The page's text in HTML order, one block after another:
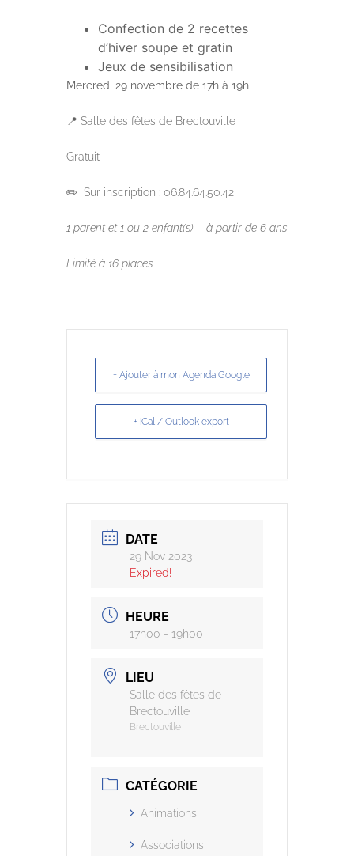
Confection de 2 recettes
d’hiver soupe et gratin
Jeux de sensibilisation
Mercredi 29 novembre de 17h à 19h
📍 Salle des fêtes de Brectouville
Gratuit
✏️ Sur inscription : 06.84.64.50.42
1 parent et 1 ou 2 enfant(s) – à partir de 6 ans
Limité à 16 places
+ Ajouter à mon Agenda Google
+ iCal / Outlook export
DATE
29 Nov 2023
Expired!
HEURE
17h00 - 19h00
LIEU
Salle des fêtes de
Brectouville
Brectouville
CATÉGORIE
Animations
Associations